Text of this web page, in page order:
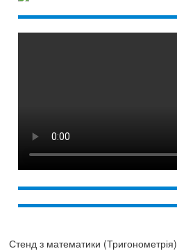
Стенд з математики (Тригонометрія)